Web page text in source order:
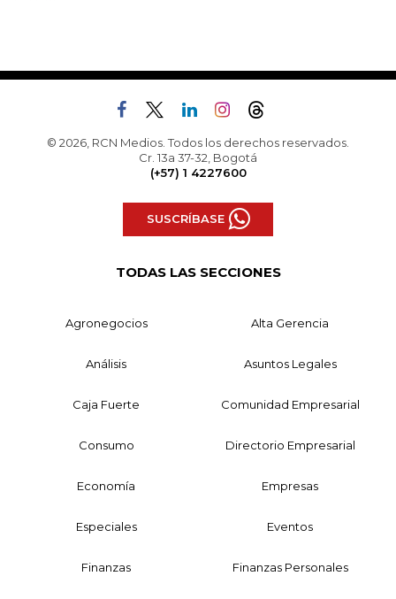
© 2026, RCN Medios. Todos los derechos reservados.
Cr. 13a 37-32, Bogotá
(+57) 1 4227600
SUSCRÍBASE
TODAS LAS SECCIONES
Agronegocios Alta Gerencia
Análisis Asuntos Legales
Caja Fuerte Comunidad Empresarial
Consumo Directorio Empresarial
Economía Empresas
Especiales Eventos
Finanzas Finanzas Personales